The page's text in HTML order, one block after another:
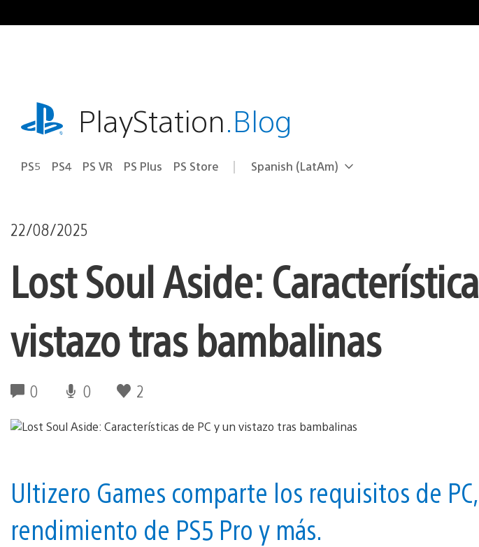
al
playstation.comPlayStation.Blog
PS5 PS4 PS VR PS Plus PS Store Elige
Región
Spanish (LatAm)
22/08/2025
Lost Soul Aside:
vistazo tras bambalinas
0 0 2
Ultizero Games comparte los requisitos de
rendimiento de PS5 Pro y más.